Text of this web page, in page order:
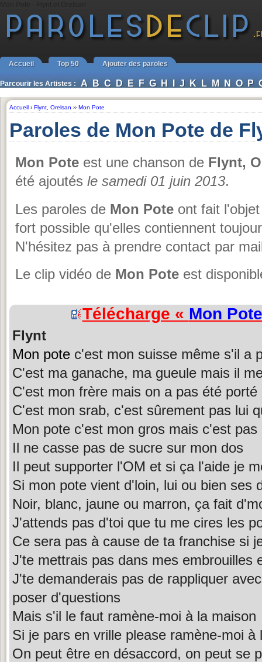
Accueil Top 50 Ajouter des paroles
Parcourir les Artistes : A B C D E F G H I J K L M N O P
Accueil › Flynt Orelsan ›› Mon Pote
Paroles de Mon Pote de
Mon Pote est une chanson de Flynt,
été ajoutés le samedi 01 juin 2013.
Les paroles de Mon Pote ont fait
fort possible qu'elles contiennent
N'hésitez pas à prendre contact par
Le clip vidéo de Mon Pote est
Télécharge « Mon Pote
Flynt
Mon pote c'est mon suisse même s'il a
C'est ma ganache, ma gueule mais il
C'est mon frère mais on a pas été
C'est mon srab, c'est sûrement pas lui
Mon pote c'est mon gros mais c'est pas
Il ne casse pas de sucre sur mon dos
Il peut supporter l'OM et si ça l'aide je
Si mon pote vient d'loin, lui ou bien ses
Noir, blanc, jaune ou marron, ça fait
J'attends pas d'toi que tu me cires les
Ce sera pas à cause de ta franchise si
J'te mettrais pas dans mes embrouilles
J'te demanderais pas de rappliquer
poser d'questions
Mais s'il le faut ramène-moi à la maison
Si je pars en vrille please ramène-moi à
On peut être en désaccord, on peut se